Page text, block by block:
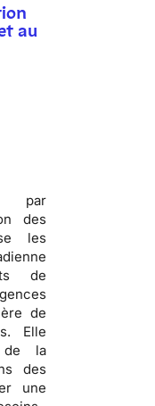
au
par
des
les
de
de
. Elle
de la
des
une